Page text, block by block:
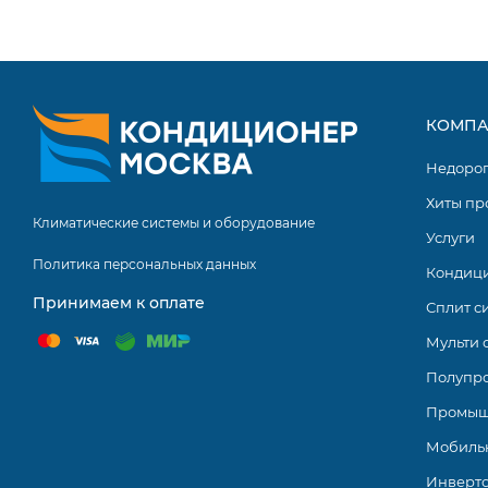
Серия Quantum Inverter китайского бренда Haier
потребитель сможет выбрать модель по вкусу и под
Климатические системы и оборудование
Политика персональных данных
Принимаем к оплате
Хиты
Услуги
Сплит
Мульти